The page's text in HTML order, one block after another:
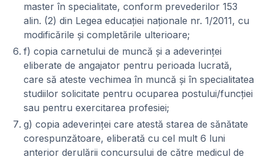
master în specialitate, conform prevederilor 153
alin. (2) din Legea educaţiei naţionale nr. 1/2011, cu
modificările şi completările ulterioare;
f) copia carnetului de muncă şi a adeverinţei
eliberate de angajator pentru perioada lucrată,
care să ateste vechimea în muncă şi în specialitatea
studiilor solicitate pentru ocuparea postului/funcţiei
sau pentru exercitarea profesiei;
g) copia adeverinţei care atestă starea de sănătate
corespunzătoare, eliberată cu cel mult 6 luni
anterior derulării concursului de către medicul de